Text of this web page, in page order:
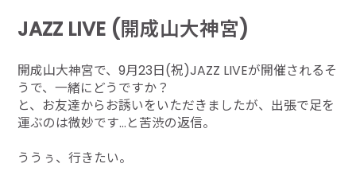
JAZZ LIVE (開成山大神宮)
開成山大神宮で、9月23日(祝)JAZZ LIVEが開催されるそ
うで、一緒にどうですか？
と、お友達からお誘いをいただきましたが、出張で足を
運ぶのは微妙です…と苦渋の返信。
ううぅ、行きたい。